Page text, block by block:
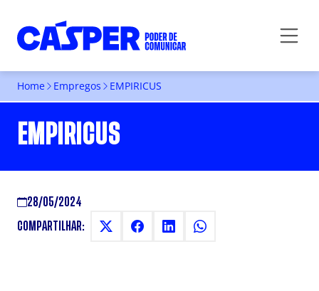
Home Empregos EMPIRICUS
EMPIRICUS
28/05/2024
COMPARTILHAR: